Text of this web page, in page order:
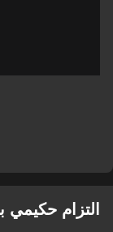
التزام